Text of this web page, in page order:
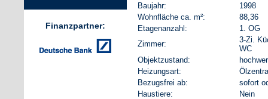
Finanzpartner:
Baujahr:
1998
Wohnfläche ca. m²:
88,36
Etagenanzahl:
1. OG
Zimmer:
3-Zi.
WC
Objektzustand:
Heizungsart:
Bezugsfrei ab:
sofort
Haustiere:
Nein